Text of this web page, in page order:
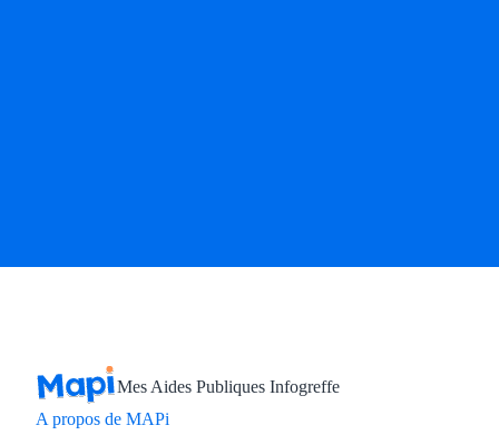
Mes Aides Publiques Infogreffe
A propos de MAPi